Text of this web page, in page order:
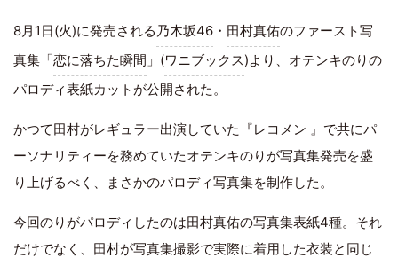
8月1日(火)に発売される 乃木坂46 ・ 田村真佑のファースト写
真集「恋に落ちた瞬間 」(ワニブックス)より、オテンキのりの
パロディ表紙カットが公開された。
かつて田村がレギュラー出演していた『レコメン 』で共にパ
ーソナリティーを務めていたオテンキのりが写真集発売を盛
り上げるべく、まさかのパロディ写真集を制作した。
今回のりがパロディしたのは田村真佑の写真集表紙4種。それ
だけでなく、田村が写真集撮影で実際に着用した衣装と同じ